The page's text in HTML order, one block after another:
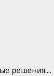
решения....